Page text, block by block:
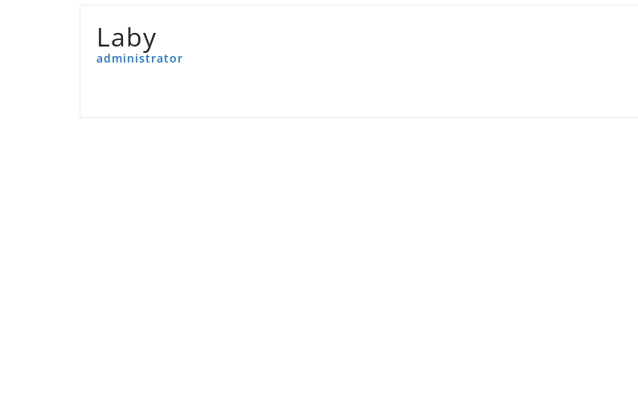
Laby
administrator